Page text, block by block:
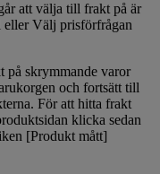
att välja till frakt på är
eller Välj prisförfrågan
på skrymmande varor
och fortsätt till
För att hitta frakt
klicka sedan
[Produkt mått]